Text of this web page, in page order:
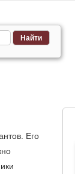
Найти
Его